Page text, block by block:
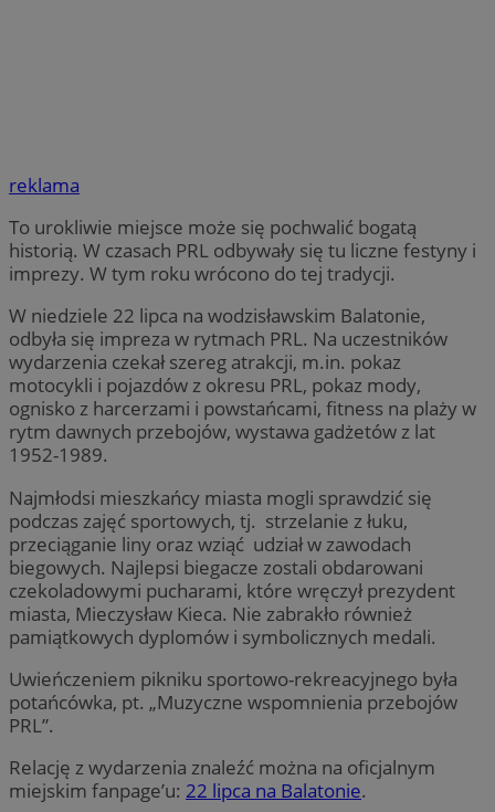
reklama
To urokliwie miejsce może się pochwalić bogatą
historią. W czasach PRL odbywały się tu liczne festyny i
imprezy. W tym roku wrócono do tej tradycji.
W niedziele 22 lipca na wodzisławskim Balatonie,
odbyła się impreza w rytmach PRL. Na uczestników
wydarzenia czekał szereg atrakcji, m.in. pokaz
motocykli i pojazdów z okresu PRL, pokaz mody,
ognisko z harcerzami i powstańcami, fitness na plaży w
rytm dawnych przebojów, wystawa gadżetów z lat
1952-1989.
Najmłodsi mieszkańcy miasta mogli sprawdzić się
podczas zajęć sportowych, tj. strzelanie z łuku,
przeciąganie liny oraz wziąć udział w zawodach
biegowych. Najlepsi biegacze zostali obdarowani
czekoladowymi pucharami, które wręczył prezydent
miasta, Mieczysław Kieca. Nie zabrakło również
pamiątkowych dyplomów i symbolicznych medali.
Uwieńczeniem pikniku sportowo-rekreacyjnego była
potańcówka, pt. „Muzyczne wspomnienia przebojów
PRL”.
Relację z wydarzenia znaleźć można na oficjalnym
miejskim fanpage’u: 22 lipca na Balatonie.